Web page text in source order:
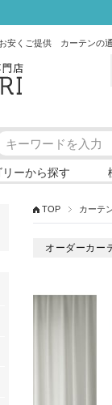
安くご提供 カーテンの
リーから探す
TOP カーテ
オーダーカー